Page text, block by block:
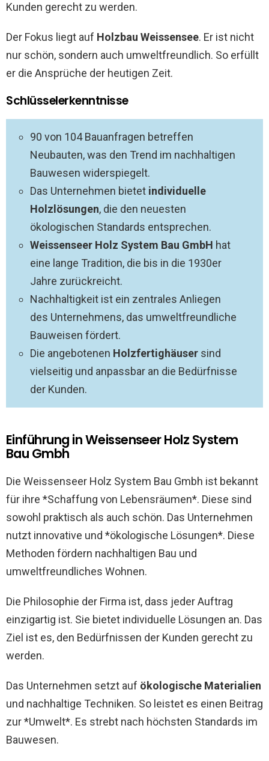
Kunden gerecht zu werden.
Der Fokus liegt auf Holzbau Weissensee. Er ist nicht
nur schön, sondern auch umweltfreundlich. So erfüllt
er die Ansprüche der heutigen Zeit.
Schlüsselerkenntnisse
90 von 104 Bauanfragen betreffen
Neubauten, was den Trend im nachhaltigen
Bauwesen widerspiegelt.
Das Unternehmen bietet individuelle
Holzlösungen, die den neuesten
ökologischen Standards entsprechen.
Weissenseer Holz System Bau GmbH hat
eine lange Tradition, die bis in die 1930er
Jahre zurückreicht.
Nachhaltigkeit ist ein zentrales Anliegen
des Unternehmens, das umweltfreundliche
Bauweisen fördert.
Die angebotenen Holzfertighäuser sind
vielseitig und anpassbar an die Bedürfnisse
der Kunden.
Einführung in Weissenseer Holz System
Bau Gmbh
Die Weissenseer Holz System Bau Gmbh ist bekannt
für ihre *Schaffung von Lebensräumen*. Diese sind
sowohl praktisch als auch schön. Das Unternehmen
nutzt innovative und *ökologische Lösungen*. Diese
Methoden fördern nachhaltigen Bau und
umweltfreundliches Wohnen.
Die Philosophie der Firma ist, dass jeder Auftrag
einzigartig ist. Sie bietet individuelle Lösungen an. Das
Ziel ist es, den Bedürfnissen der Kunden gerecht zu
werden.
Das Unternehmen setzt auf ökologische Materialien
und nachhaltige Techniken. So leistet es einen Beitrag
zur *Umwelt*. Es strebt nach höchsten Standards im
Bauwesen.